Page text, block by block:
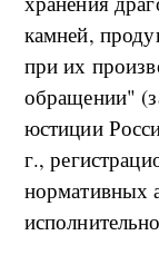
камней,
при их
обращении"
юстиции
г.,
нормативных